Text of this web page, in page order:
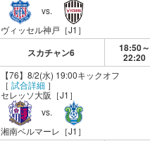
vs.
ヴィッセル神戸 ［J1］
スカチャン6 18:50～
22:20
【76】8/2(水) 19:00キックオフ
［試合詳細 ］
セレッソ大阪 ［J1］
vs.
湘南ベルマーレ ［J1］